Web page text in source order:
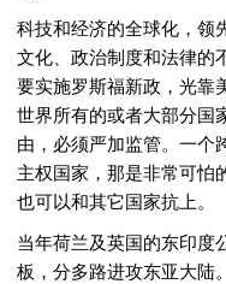
科技和经济的全球化，领
文化、政治制度和法律的
要实施罗斯福新政，光靠
世界所有的或者大部分国
由，必须严加监管。一个
主权国家，那是非常可怕
也可以和其它国家抗上。
当年荷兰及英国的东印度
板，分多路进攻东亚大陆